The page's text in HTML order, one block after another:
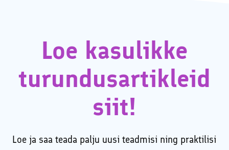
Loe kasulikke
turundusartikleid
siit!
Loe ja saa teada palju uusi teadmisi ning praktilisi